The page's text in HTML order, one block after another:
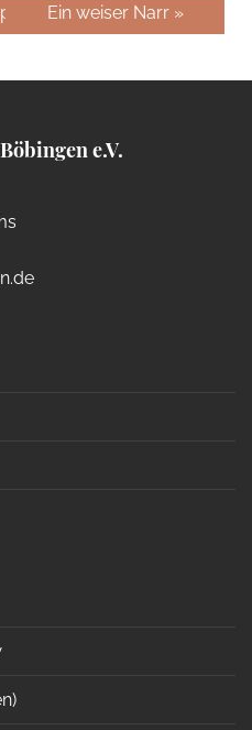
Ein weiser Narr »
e.V.